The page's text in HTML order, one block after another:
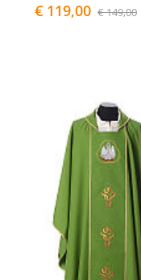
€ 119,00 € 149,00